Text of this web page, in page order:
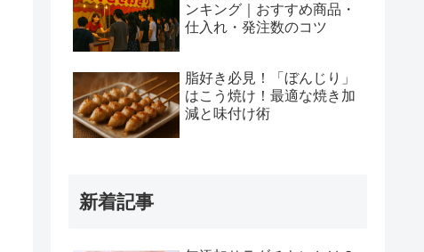
ンキング｜おすすめ商品・
仕入れ・発注数のコツ
脂好き必見！「ぼんじり」
はこう焼け！最適な焼き加
減と味付け術
新着記事